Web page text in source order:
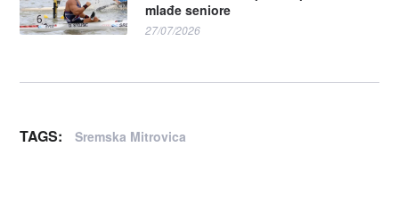
mlađe seniore
27/07/2026
TAGS: Sremska Mitrovica